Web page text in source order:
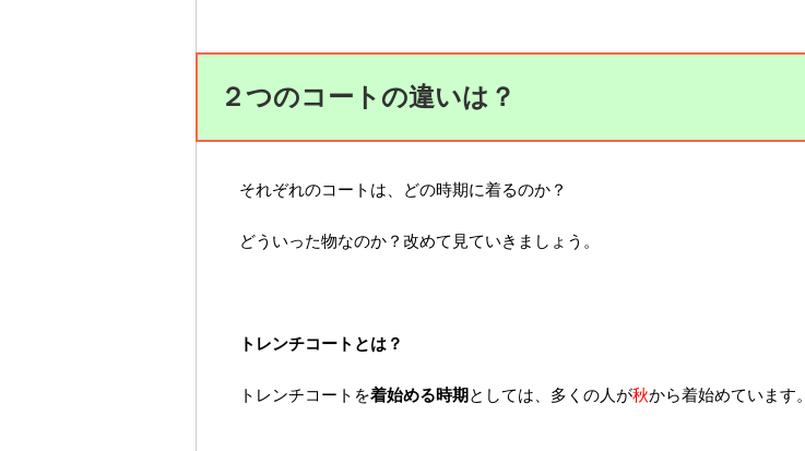
２つのコートの違いは？
それぞれのコートは、どの時期に着るのか？
どういった物なのか？改めて見ていきましょう。
トレンチコートとは？
トレンチコートを着始める時期 としては、多くの人が秋から着始めています。